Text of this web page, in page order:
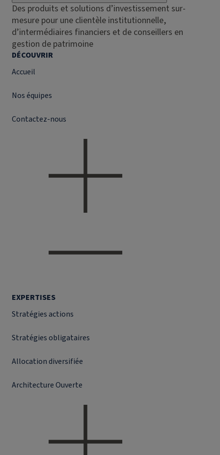
Des produits et solutions d’investissement sur-
mesure pour une clientèle institutionnelle,
d’intermédiaires financiers et de conseillers en
gestion de patrimoine
DÉCOUVRIR
Accueil
Nos équipes
Contactez-nous
EXPERTISES
Stratégies actions
Stratégies obligataires
Allocation diversifiée
Architecture Ouverte